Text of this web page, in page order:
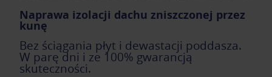
Naprawa izolacji dachu zniszczonej przez
kunę
Bez ściągania płyt i dewastacji poddasza.
W parę dni i ze 100% gwarancją
skuteczności.